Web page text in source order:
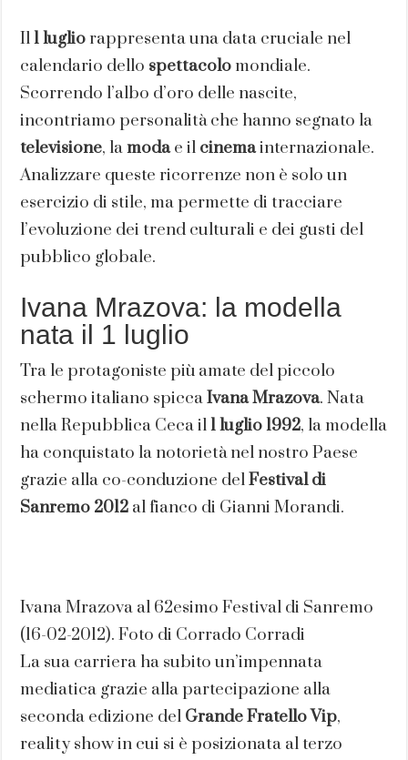
Il1 luglio rappresenta una data cruciale nel
calendario dello spettacolo mondiale.
Scorrendo l’albo d’oro delle nascite,
incontriamo personalità che hanno segnato la
televisione, lamodae il cinemainternazionale.
Analizzare queste ricorrenze non è solo un
esercizio di stile, ma permette di tracciare
l’evoluzione dei trend culturali e dei gusti del
pubblico globale.
Ivana Mrazova: la modella
nata il 1 luglio
Tra le protagoniste più amate del piccolo
schermo italiano spiccaIvana Mrazova. Nata
nella Repubblica Ceca il1 luglio 1992, la modella
ha conquistato la notorietà nel nostro Paese
grazie alla co-conduzione delFestival di
Sanremo 2012 al fianco di Gianni Morandi.
Ivana Mrazova al 62esimo Festival di Sanremo
(16-02-2012). Foto di Corrado Corradi
La sua carriera ha subito un’impennata
mediatica grazie alla partecipazione alla
seconda edizione del Grande Fratello Vip,
reality show in cui si è posizionata al terzo